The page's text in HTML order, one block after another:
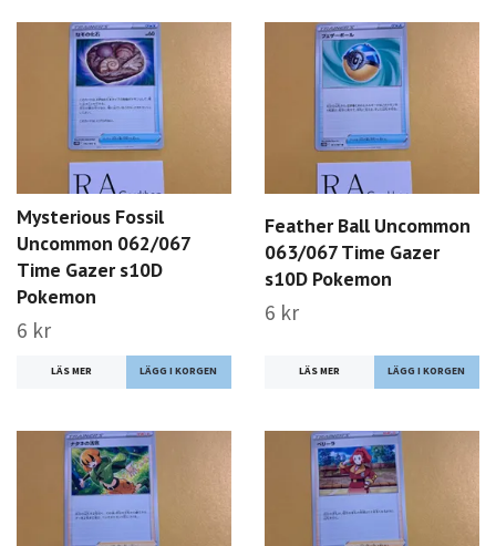
Mysterious Fossil
Uncommon 062/067
Time Gazer s10D
Pokemon
6 kr
LÄS MER
Feather Ball Uncommon
063/067 Time Gazer
s10D Pokemon
6 kr
LÄS MER